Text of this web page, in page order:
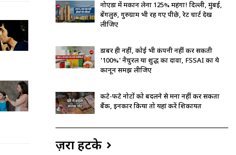
नोएडा में मकान लेना 125% महंगा! दिल्‍ली, मुंबई,
बेंगलुरु, गुरुग्राम भी रह गए पीछे, रेट चार्ट देख
लीजिए
डाबर ही नहीं, कोई भी कंपनी नहीं कर सकती
'100%' नैचुरल या शुद्ध का दावा, FSSAI का ये
कानून समझ लीजिए
कटे-फटे नोटों को बदलने से मना नहीं कर सकता
बैंक, इनकार किया तो यहां करें शिकायत
ज़रा हटके